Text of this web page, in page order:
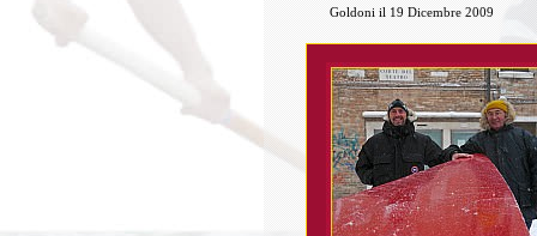
Goldoni il 19 Dicembre 2009